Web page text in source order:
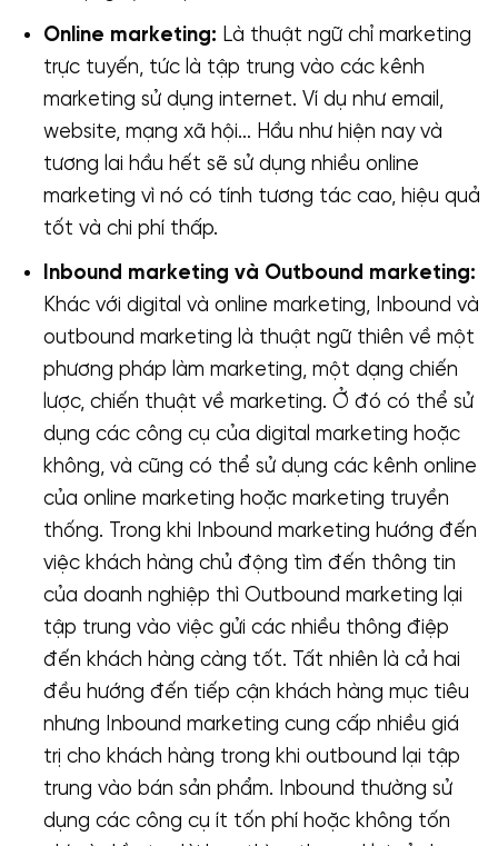
Online marketing: Là thuật ngữ chỉ marketing
trực tuyến, tức là tập trung vào các kênh
marketing sử dụng internet. Ví dụ như email,
website, mạng xã hội… Hầu như hiện nay và
tương lai hầu hết sẽ sử dụng nhiều online
marketing vì nó có tính tương tác cao, hiệu quả
tốt và chi phí thấp.
Inbound marketing và Outbound marketing:
Khác với digital và online marketing, Inbound và
outbound marketing là thuật ngữ thiên về một
phương pháp làm marketing, một dạng chiến
lược, chiến thuật về marketing. Ở đó có thể sử
dụng các công cụ của digital marketing hoặc
không, và cũng có thể sử dụng các kênh online
của online marketing hoặc marketing truyền
thống. Trong khi Inbound marketing hướng đến
việc khách hàng chủ động tìm đến thông tin
của doanh nghiệp thì Outbound marketing lại
tập trung vào việc gửi các nhiều thông điệp
đến khách hàng càng tốt. Tất nhiên là cả hai
đều hướng đến tiếp cận khách hàng mục tiêu
nhưng Inbound marketing cung cấp nhiều giá
trị cho khách hàng trong khi outbound lại tập
trung vào bán sản phẩm. Inbound thường sử
dụng các công cụ ít tốn phí hoặc không tốn